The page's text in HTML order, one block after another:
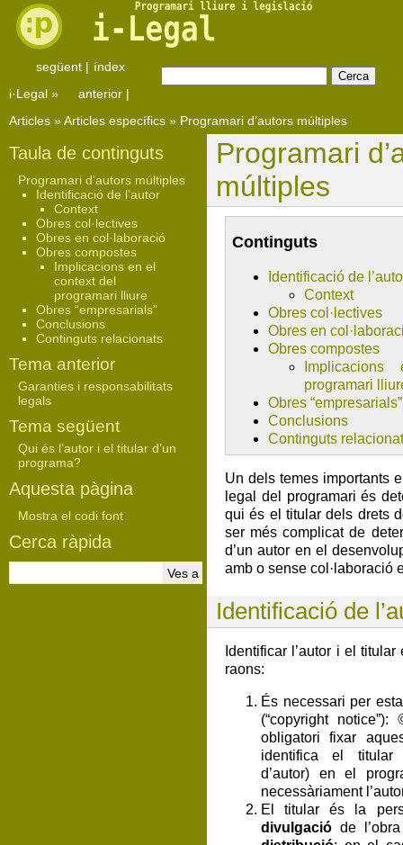
índex
següent |
anterior |
i·Legal »
Articles »Articles específics » Programari d’autors múltiples
Programari
múltiples
Continguts
Identificació de
Context
Obres col·lectives
Obres en
Obres compostes
programari
Obres “empresarials”
Conclusions
Continguts
Un dels temes importants
legal del programari és
qui és el titular dels drets
ser més complicat de
d’un autor en el
amb o sense col·laboració
Identificació de
Identificar l’autor i el
raons:
És necessari per
(“copyright notice”):
obligatori fixar
identifica el titular
d’autor) en el
necessàriament
El titular és la
divulgació de
Taula de continguts
Programari d’autors múltiples
Identificació de l’autor
Context
Obres col·lectives
Obres en col·laboració
Obres compostes
Implicacions en el
context del
programari lliure
Obres “empresarials”
Conclusions
Continguts relacionats
Tema anterior
Garanties i responsabilitats
legals
Tema següent
Qui és l’autor i el titular d’un
programa?
Aquesta pàgina
Mostra el codi font
Cerca ràpida